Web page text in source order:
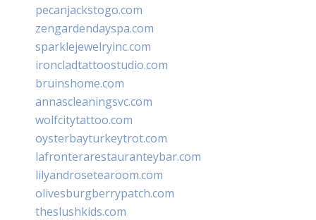
pecanjackstogo.com
zengardendayspa.com
sparklejewelryinc.com
ironcladtattoostudio.com
bruinshome.com
annascleaningsvc.com
wolfcitytattoo.com
oysterbayturkeytrot.com
lafronterarestauranteybar.com
lilyandrosetearoom.com
olivesburgberrypatch.com
theslushkids.com